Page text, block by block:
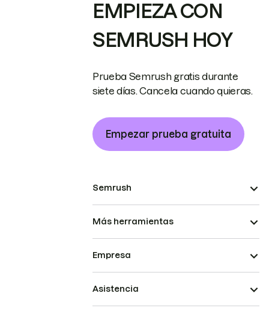
EMPIEZA CON
SEMRUSH HOY
Prueba Semrush gratis durante
siete días. Cancela cuando quieras.
Empezar prueba gratuita
Semrush
Más herramientas
Empresa
Asistencia